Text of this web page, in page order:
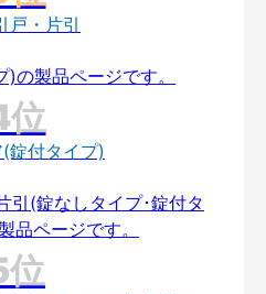
戸・片引
錠付タイプ)